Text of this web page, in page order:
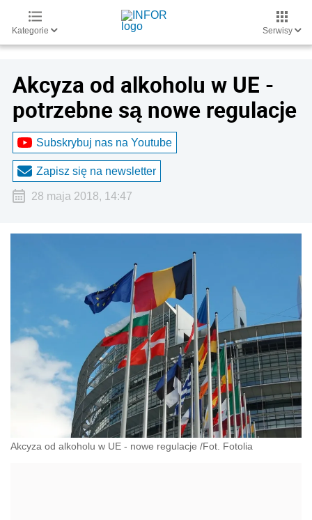
Kategorie Serwisy
Akcyza od alkoholu w UE -
potrzebne są nowe regulacje
Subskrybuj nas na Youtube
Zapisz się na newsletter
28 maja 2018, 14:47
Akcyza od alkoholu w UE - nowe regulacje /Fot. Fotolia